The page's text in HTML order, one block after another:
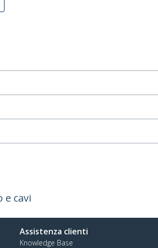
e cavi
Assistenza clienti
Knowledge Base